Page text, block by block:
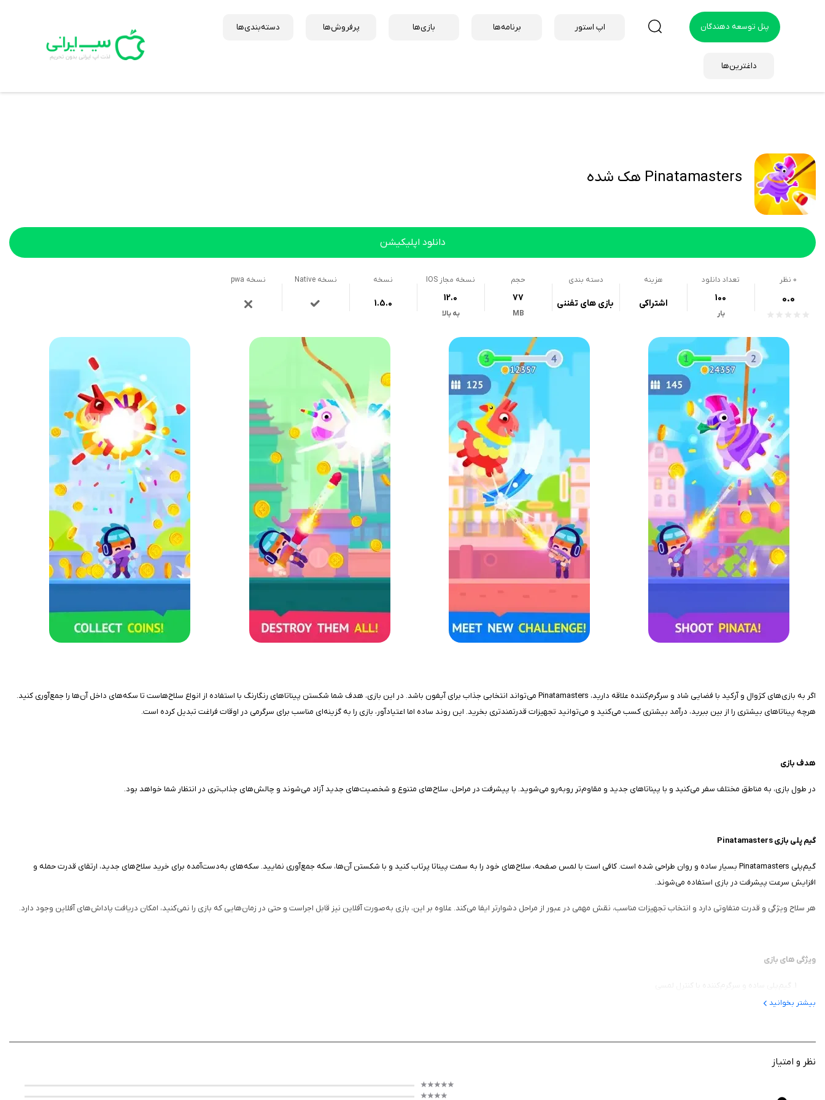
پنل توسعه دهندگان اپ استور برنامه‌ها بازی‌ها پرفروش‌ها دسته‌بندی‌ها
داغترین‌ها
Pinatamasters هک شده
دانلود اپلیکیشن
0 نظر
0.0
تعداد دانلود
100
بار
هزینه
اشتراکی
دسته بندی
بازی های تفننی
حجم
77
MB
نسخه مجاز IOS
12.0
به بالا
نسخه
1.5.0
نسخه Native نسخه pwa
اگر به بازی‌های کژوال و آرکید با فضایی شاد و سرگرم‌کننده علاقه دارید، Pinatamasters می‌تواند انتخابی جذاب برای آیفون باشد. در این بازی، هدف شما شکستن پیناتاهای رنگارنگ با استفاده از انواع سلاح‌هاست تا سکه‌های داخل آن‌ها را جمع‌آوری کنید.
هرچه پیناتاهای بیشتری را از بین ببرید، درآمد بیشتری کسب می‌کنید و می‌توانید تجهیزات قدرتمندتری بخرید. این روند ساده اما اعتیادآور، بازی را به گزینه‌ای مناسب برای سرگرمی در اوقات فراغت تبدیل کرده است.
هدف بازی
در طول بازی، به مناطق مختلف سفر می‌کنید و با پیناتاهای جدید و مقاوم‌تر روبه‌رو می‌شوید. با پیشرفت در مراحل، سلاح‌های متنوع و شخصیت‌های جدید آزاد می‌شوند و چالش‌های جذاب‌تری در انتظار شما خواهد بود.
گیم پلی بازی Pinatamasters
گیم‌پلی Pinatamasters بسیار ساده و روان طراحی شده است. کافی است با لمس صفحه، سلاح‌های خود را به سمت پیناتا پرتاب کنید و با شکستن آن‌ها، سکه جمع‌آوری نمایید. سکه‌های به‌دست‌آمده برای خرید سلاح‌های جدید، ارتقای قدرت حمله و
افزایش سرعت پیشرفت در بازی استفاده می‌شوند.
هر سلاح ویژگی و قدرت متفاوتی دارد و انتخاب تجهیزات مناسب، نقش مهمی در عبور از مراحل دشوارتر ایفا می‌کند. علاوه بر این، بازی به‌صورت آفلاین نیز قابل اجراست و حتی در زمان‌هایی که بازی را نمی‌کنید، امکان دریافت پاداش‌های آفلاین وجود دارد.
ویژگی‌ های بازی
شکستن پیناتاها و جمع‌آوری سکه برای پیشرفت
دریافت پاداش و درآمد آفلاین
افزایش تدریجی سطح چالش در مراحل
بیشتر بخوانید
نظر و امتیاز